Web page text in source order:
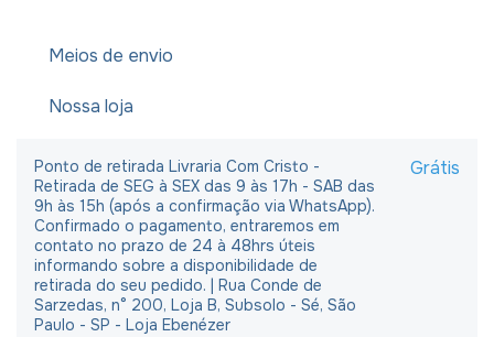
Meios de envio
Nossa loja
Ponto de retirada Livraria Com Cristo -
Retirada de SEG à SEX das 9 às 17h - SAB das
9h às 15h (após a confirmação via WhatsApp).
Confirmado o pagamento, entraremos em
contato no prazo de 24 à 48hrs úteis
informando sobre a disponibilidade de
retirada do seu pedido. | Rua Conde de
Sarzedas, n° 200, Loja B, Subsolo - Sé, São
Paulo - SP - Loja Ebenézer
Grátis